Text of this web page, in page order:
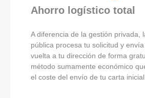
Ahorro logístico total
A diferencia de la gestión privada,
pública procesa tu solicitud y
vuelta a tu dirección de forma
método sumamente económico
el coste del envío de tu carta inicial.